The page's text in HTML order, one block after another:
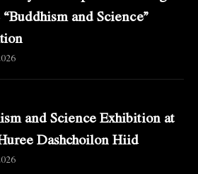
and Science”
and Science Exhibition at
Dashchoilon Hiid